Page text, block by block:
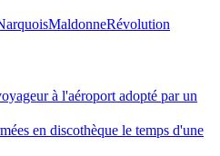
MaldonneRévolution
à l'aéroport adopté par un
en discothèque le temps d'une